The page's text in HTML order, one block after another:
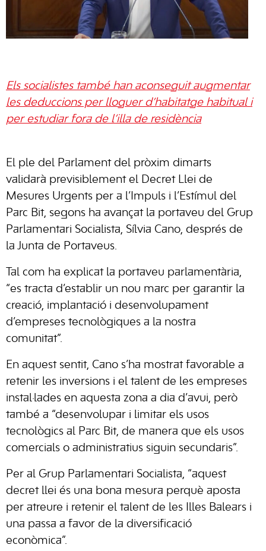
Els socialistes també han aconseguit augmentar
les deduccions per lloguer d’habitatge habitual i
per estudiar fora de l’illa de residència
El ple del Parlament del pròxim dimarts
validarà previsiblement el Decret Llei de
Mesures Urgents per a l’Impuls i l’Estímul del
Parc Bit, segons ha avançat la portaveu del Grup
Parlamentari Socialista, Sílvia Cano, després de
la Junta de Portaveus.
Tal com ha explicat la portaveu parlamentària,
“es tracta d’establir un nou marc per garantir la
creació, implantació i desenvolupament
d’empreses tecnològiques a la nostra
comunitat”.
En aquest sentit, Cano s’ha mostrat favorable a
retenir les inversions i el talent de les empreses
instal·lades en aquesta zona a dia d’avui, però
també a “desenvolupar i limitar els usos
tecnològics al Parc Bit, de manera que els usos
comercials o administratius siguin secundaris”.
Per al Grup Parlamentari Socialista, “aquest
decret llei és una bona mesura perquè aposta
per atreure i retenir el talent de les Illes Balears i
una passa a favor de la diversificació
econòmica”.